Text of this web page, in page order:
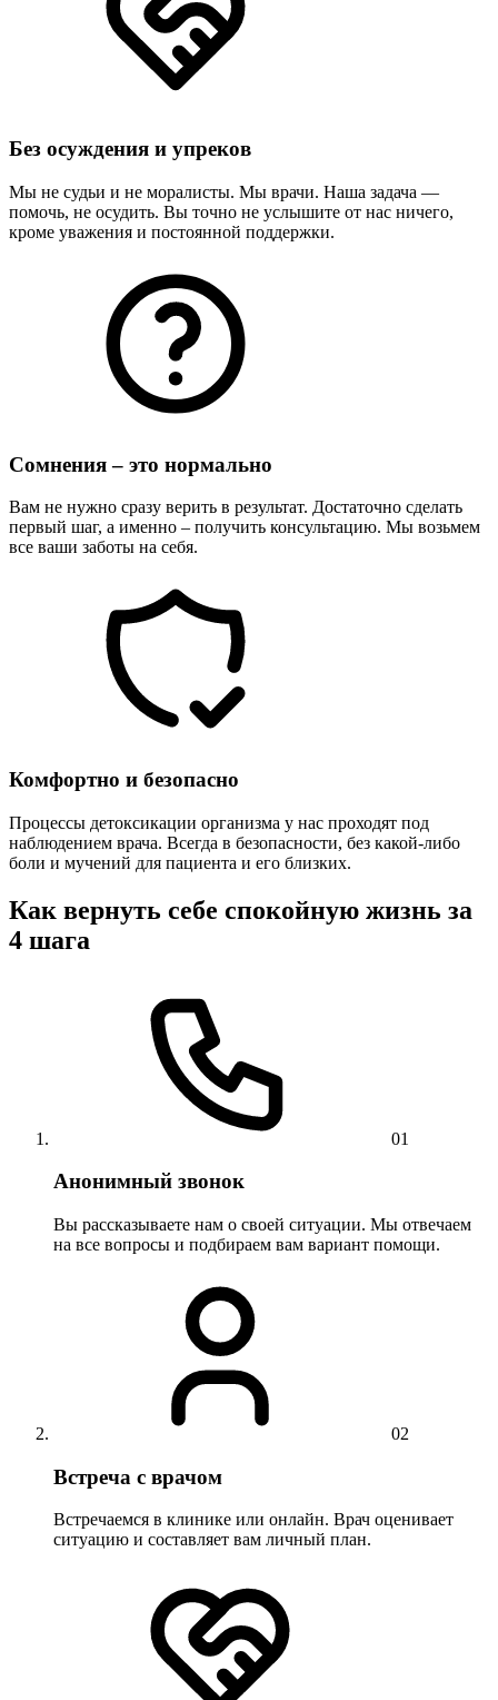
Без осуждения и упреков
Мы не судьи и не моралисты. Мы врачи. Наша задача —
помочь, не осудить. Вы точно не услышите от нас ничего,
кроме уважения и постоянной поддержки.
Сомнения – это нормально
Вам не нужно сразу верить в результат. Достаточно сделать
первый шаг, а именно – получить консультацию. Мы возьмем
все ваши заботы на себя.
Комфортно и безопасно
Процессы детоксикации организма у нас проходят под
наблюдением врача. Всегда в безопасности, без какой-либо
боли и мучений для пациента и его близких.
Как вернуть себе спокойную жизнь за
4 шага
01
Анонимный звонок
Вы рассказываете нам о своей ситуации. Мы отвечаем
на все вопросы и подбираем вам вариант помощи.
02
Встреча с врачом
Встречаемся в клинике или онлайн. Врач оценивает
ситуацию и составляет вам личный план.